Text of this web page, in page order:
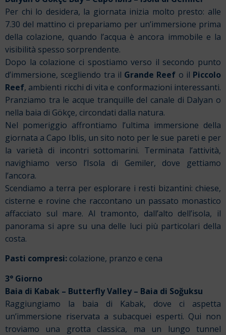
Per chi lo desidera, la giornata inizia molto presto: alle
7.30 del mattino ci prepariamo per un’immersione prima
della colazione, quando l’acqua è ancora immobile e la
visibilità spesso sorprendente.
Dopo la colazione ci spostiamo verso il secondo punto
d’immersione, scegliendo tra il Grande Reef o il Piccolo
Reef, ambienti ricchi di vita e conformazioni interessanti.
Pranziamo tra le acque tranquille del canale di Dalyan o
nella baia di Gökçe, circondati dalla natura.
Nel pomeriggio affrontiamo l’ultima immersione della
giornata a Capo Iblis, un sito noto per le sue pareti e per
la varietà di incontri sottomarini. Terminata l’attività,
navighiamo verso l’Isola di Gemiler, dove gettiamo
l’ancora.
Scendiamo a terra per esplorare i resti bizantini: chiese,
cisterne e rovine che raccontano un passato monastico
affacciato sul mare. Al tramonto, dall’alto dell’isola, il
panorama si apre su una delle luci più particolari della
costa.
Pasti compresi: colazione, pranzo e cena
3° Giorno
Baia di Kabak – Butterfly Valley – Baia di Soğuksu
Raggiungiamo la baia di Kabak, dove ci aspetta
un’immersione riservata a subacquei esperti. Qui non
troviamo una grotta classica, ma un lungo tunnel